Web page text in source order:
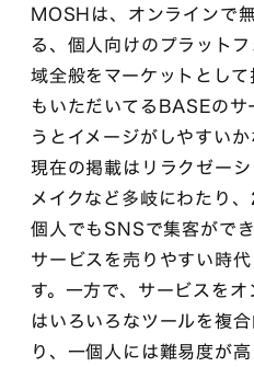
MOSHは、オンラインで
る、個人向けのプラット
域全般をマーケットとし
もいただいてるBASEの
うとイメージがしやすいか
現在の掲載はリラクゼー
メイクなど多岐にわたり
個人でもSNSで集客がで
サービスを売りやすい時
す。一方で、サービスを
はいろいろなツールを複
り、一個人には難易度が高